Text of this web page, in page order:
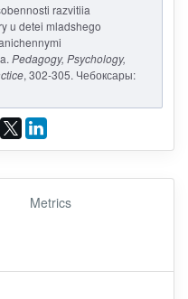
razvitiia
u detei mladshego
Pedagogy, Psychology,
, 302-305. Чебоксары:
Metrics